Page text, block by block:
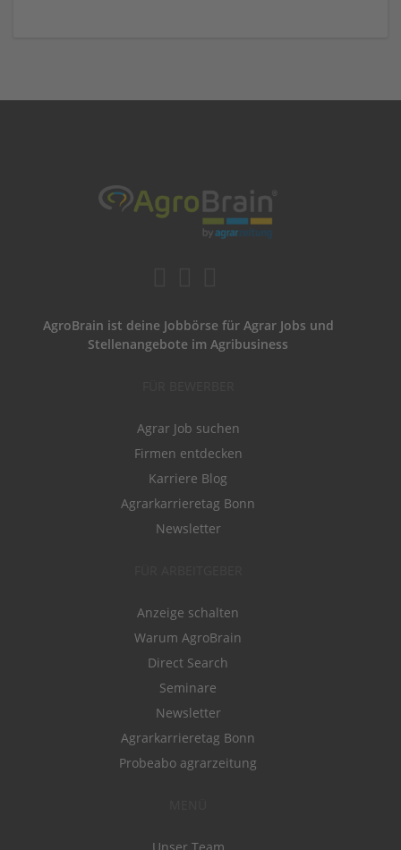
AgroBrain ist deine Jobbörse für Agrar Jobs und
Stellenangebote im Agribusiness
Agrar Job suchen
Firmen entdecken
Karriere Blog
Agrarkarrieretag Bonn
Newsletter
Anzeige schalten
Warum AgroBrain
Direct Search
Seminare
Newsletter
Agrarkarrieretag Bonn
Probeabo agrarzeitung